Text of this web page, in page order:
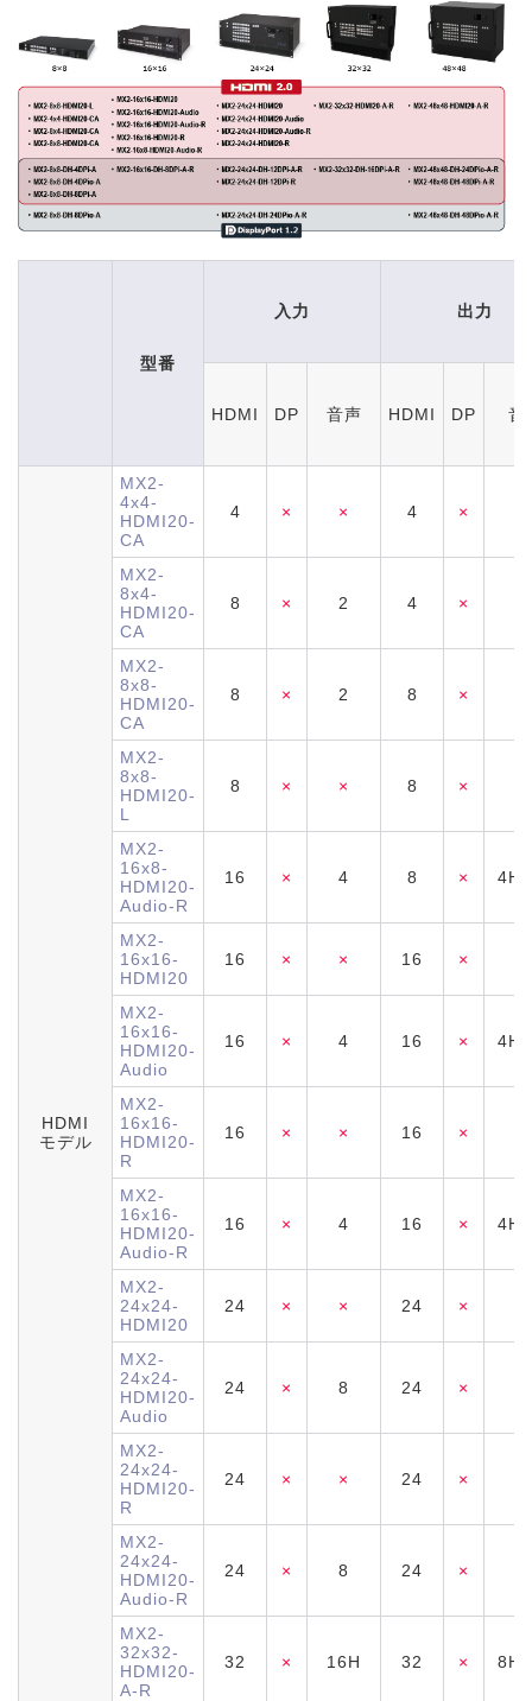
型番
入力 出力
HDMI DP 音声 HDMI DP 音
HDMI
モデル
MX2-
4x4-
HDMI20-
CA
4 × × 4 ×
MX2-
8x4-
HDMI20-
CA
8 × 2 4 ×
MX2-
8x8-
HDMI20-
CA
8 × 2 8 ×
MX2-
8x8-
HDMI20-
L
8 × × 8 ×
MX2-
16x8-
HDMI20-
Audio-R
16 × 4 8 ×
MX2-
16x16-
HDMI20
16 × × 16 ×
MX2-
16x16-
HDMI20-
Audio
16 × 4 16 ×
MX2-
16x16-
HDMI20-
R
16 × × 16 ×
MX2-
16x16-
HDMI20-
Audio-R
16 × 4 16 ×
MX2-
24x24-
HDMI20
24 × × 24 ×
MX2-
24x24-
HDMI20-
Audio
24 × 8 24 ×
MX2-
24x24-
HDMI20-
R
24 × × 24 ×
MX2-
24x24-
HDMI20-
Audio-R
24 × 8 24 ×
MX2-
32x32-
HDMI20-
A-R
32 × 16H 32 ×